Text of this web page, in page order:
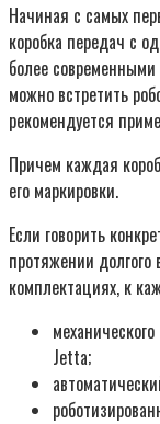
Начиная с самых
коробка передач с
более
можно встретить
рекомендуется
Причем каждая
его маркировки.
Если говорить
протяжении долгого
комплектациях, к
Jetta;